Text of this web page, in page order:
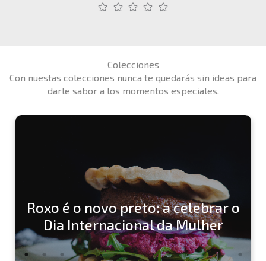
Colecciones
Con nuestas colecciones nunca te quedarás sin ideas para
darle sabor a los momentos especiales.
Roxo é o novo preto: a celebrar o
Dia Internacional da Mulher